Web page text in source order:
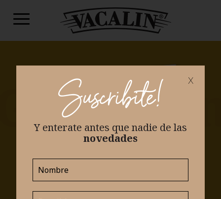
x
Suscribite!
Y enterate antes que nadie de las
novedades